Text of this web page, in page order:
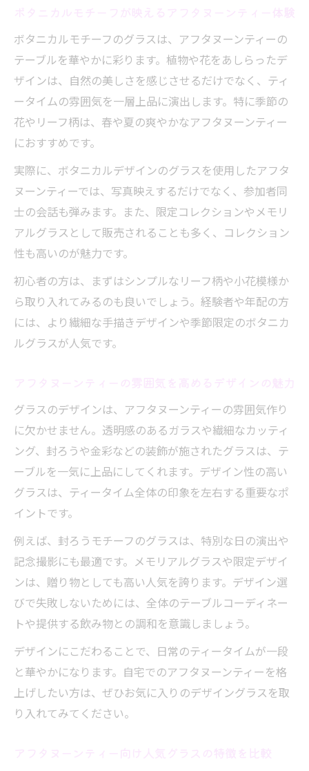
アフタヌーンティーの思い出を刻むグラス
選び
メモリアルデザインで残すアフタヌーンテ
ィーの記憶
耐熱グラスで楽しむ華やかなアフタヌーンティ
耐熱アフタヌーンティーグラスの使い方と
選び方
ダブルウォールグラスが叶える温度管理の
コツ
アフタヌーンティーに最適な耐熱グラスの
魅力を紹介
温かい紅茶も映えるアフタヌーンティーグ
ラスの工夫
ペアグラスセットなら自宅ティータイムが格上
げ
アフタヌーンティーペアグラスで叶える贅
沢時間
自宅ティータイムを格上げするペアグラス
の選び方
アフタヌーンティーにおすすめのペアタン
ブラー活用術
ギフトにも最適なアフタヌーンティーペア
グラスセット
ペアグラスが生み出すアフタヌーンティー
の絆
年号入りグラスで記念日をもっと華やかに演出
アフタヌーンティー年号入りグラスで記念
日を祝う
ボタニカルモチーフのグラスは、アフタヌーンティーの
テーブルを華やかに彩ります。植物や花をあしらったデ
ザインは、自然の美しさを感じさせるだけでなく、ティ
ータイムの雰囲気を一層上品に演出します。特に季節の
花やリーフ柄は、春や夏の爽やかなアフタヌーンティー
におすすめです。
実際に、ボタニカルデザインのグラスを使用したアフタ
ヌーンティーでは、写真映えするだけでなく、参加者同
士の会話も弾みます。また、限定コレクションやメモリ
アルグラスとして販売されることも多く、コレクション
性も高いのが魅力です。
初心者の方は、まずはシンプルなリーフ柄や小花模様か
ら取り入れてみるのも良いでしょう。経験者や年配の方
には、より繊細な手描きデザインや季節限定のボタニカ
ルグラスが人気です。
グラスのデザインは、アフタヌーンティーの雰囲気作り
に欠かせません。透明感のあるガラスや繊細なカッティ
ング、封ろうや金彩などの装飾が施されたグラスは、テ
ーブルを一気に上品にしてくれます。デザイン性の高い
グラスは、ティータイム全体の印象を左右する重要なポ
イントです。
例えば、封ろうモチーフのグラスは、特別な日の演出や
記念撮影にも最適です。メモリアルグラスや限定デザイ
ンは、贈り物としても高い人気を誇ります。デザイン選
びで失敗しないためには、全体のテーブルコーディネー
トや提供する飲み物との調和を意識しましょう。
デザインにこだわることで、日常のティータイムが一段
と華やかになります。自宅でのアフタヌーンティーを格
上げしたい方は、ぜひお気に入りのデザイングラスを取
り入れてみてください。